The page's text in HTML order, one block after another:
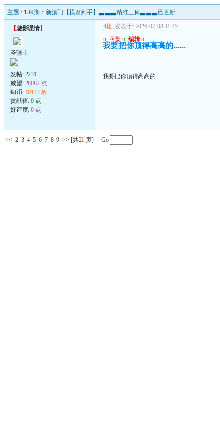
主题 : 189期：新澳门【横财到手】▃▃▃精准三肖▃▃▃己更新..
【魅影谍情】
圣骑士
发帖: 2231
威望: 20082 点
铜币: 10173 枚
贡献值: 0 点
好评度: 0 点
4楼 发表于: 2026-07-08 01:45
u 回复 u 编辑 u
我要把你顶得高高的......
我要把你顶得高高的......
<< 2 3 4 5 6 7 8 9 >> [共21 页] Go